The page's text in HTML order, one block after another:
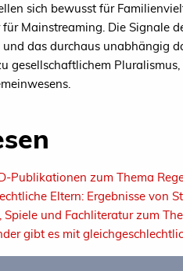
sich bewusst für
Mainstreaming. Die Signale
das durchaus unabhängig
gesellschaftlichem
Publikationen zum Thema
Eltern: Ergebnisse von
Spiele und Fachliteratur zum
gibt es mit